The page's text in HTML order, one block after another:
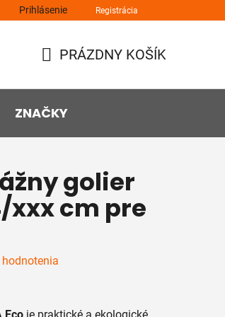
Prihlásenie Registrácia
KOŠÍK
PRÁZDNY KOŠÍK
ZNAČKY
golier
xxx cm pre